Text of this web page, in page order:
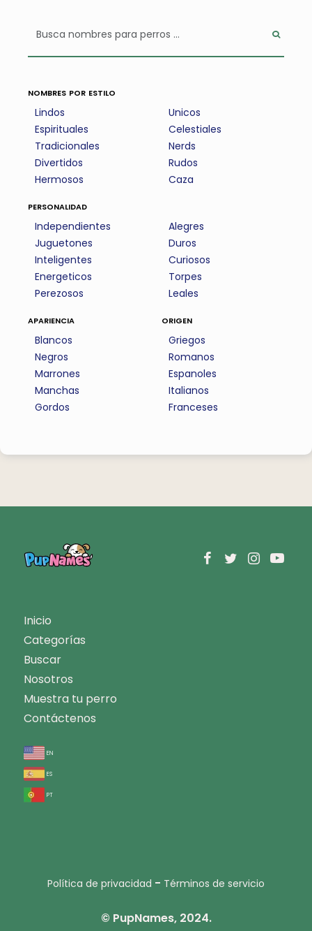
nombres por estilo
Lindos
Espirituales
Tradicionales
Divertidos
Hermosos
Unicos
Celestiales
Nerds
Rudos
Caza
personalidad
Independientes
Juguetones
Inteligentes
Energeticos
Perezosos
Alegres
Duros
Curiosos
Torpes
Leales
apariencia
Blancos
Negros
Marrones
Manchas
Gordos
origen
Griegos
Romanos
Espanoles
Italianos
Franceses
Inicio
Categorías
Buscar
Nosotros
Muestra tu perro
Contáctenos
en
es
pt
Política de privacidad - Términos de servicio
© PupNames, 2024.